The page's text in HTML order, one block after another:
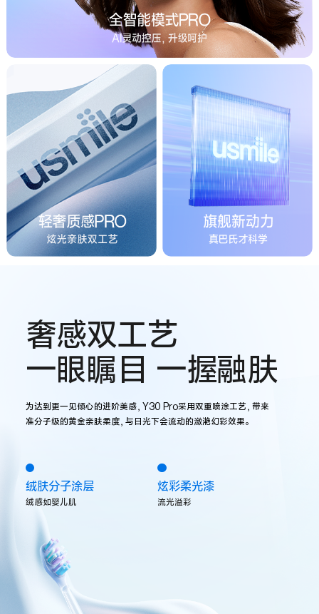
奢感双工艺
一眼瞩目 一握融肤
为达到更一见倾心的进阶美感，Y30 Pro采用双重喷涂工艺，带来
准分子级的黄金亲肤柔度，与日光下会流动的潋滟幻彩效果。
绒肤分子涂层
绒感如婴儿肌
炫彩柔光漆
流光溢彩